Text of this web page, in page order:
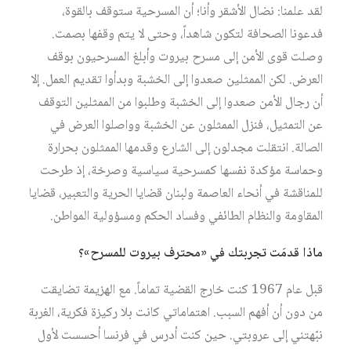
لقد علمنا: نضال الأشقر وأنا؛ أن المسرحية ستوقف بالقوة،
فدعونا الصحافة لتكون شاهداً، وحتى لا يتم وقفها بصمت.
وصلت قوى الأمن إلى مسرح بيروت وأبلغ المسرحيون بوقف
العرض. لكن الممثلين صعدوا إلى الخشبة وبدأوا تقديم العمل. إلا
أن رجال الأمن صعدوا إلى الخشبة وطلبوا من الممثلين التوقف
عن التمثيل، فنزل الممثلون عن الخشبة وواصلوا العرض في
الصالة. انتقلت مجدلون إلى الشارع وقدمها الممثلون بحرارة
وحماسة مؤكدة نفسها كمسرحية سياسية وصرخة، إذ طرحت
للمناقشة في أنحاء العاصمة ولبنان قضايا الحرية والتعبير، قضايا
المقاومة والنظام الطائفي وفساد الحكم ومسؤولية المواطن.
ماذا قدمَت تجربتك في «محترف بيروت للمسرح»؟
قبل عام 1967 كنت خارج القضية تماماً. مع الهزيمة تضايقت
من دون أن أفهم السبب. اهتماماتي كانت بلا ركيزة فكرية، الغربة
نبّهتني إلى عروبتي. حين كنت أدرس في فرنسا أحسست لأول